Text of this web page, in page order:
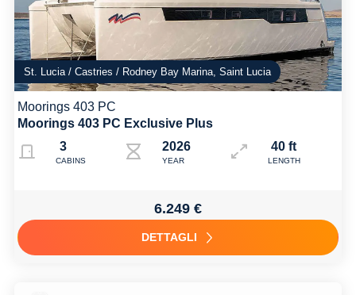
St. Lucia / Castries / Rodney Bay Marina, Saint Lucia
Moorings 403 PC
Moorings 403 PC Exclusive Plus
3
CABINS
2026
YEAR
40 ft
LENGTH
6.249 €
DETTAGLI